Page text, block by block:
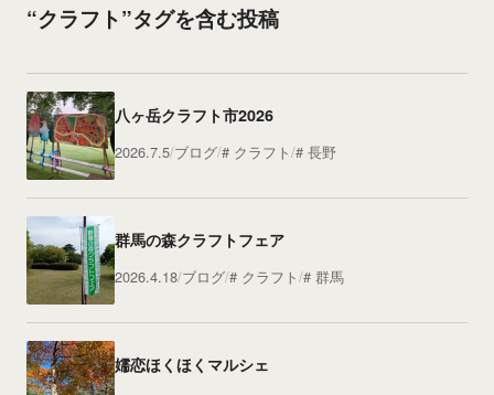
“クラフト”タグを含む投稿
八ヶ岳クラフト市2026
2026.7.5 ブログ クラフト 長野
群馬の森クラフトフェア
2026.4.18 ブログ クラフト 群馬
嬬恋ほくほくマルシェ